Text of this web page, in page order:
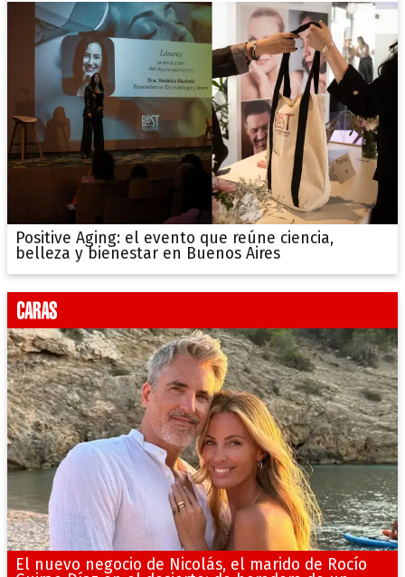
Positive Aging: el evento que reúne ciencia,
belleza y bienestar en Buenos Aires
El nuevo negocio de Nicolás, el marido de Rocío